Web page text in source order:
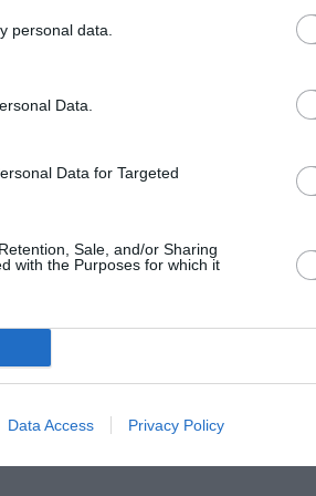
personal data.
Data.
Data for Targeted
Sale, and/or Sharing
with the Purposes for which it
Data Access Privacy Policy
με χρόνο 30:43 (3η στην
Γεώργιος με χρόνο 35:35,
Παυλόπουλος Αναστάσιος με
χρόνο 51:57.
ειδικά τον Παναγιώτη